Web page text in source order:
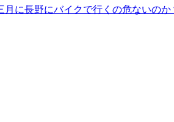
月に長野にバイクで行くの危ないのか